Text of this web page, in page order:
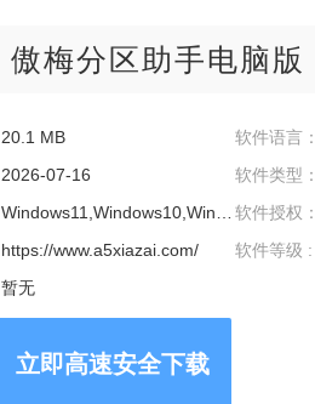
傲梅分区助手电脑版
20.1 MB 软件语言：
2026-07-16 软件类型：
Windows11,Windows10,Windows8,Windows7,WinXP,WinVista 软件授权：
https://www.a5xiazai.com/
软件等级 :
暂无
立即高速安全下载